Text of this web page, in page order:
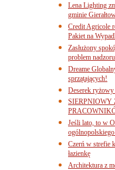
Lena Lighting
gminie
Credit Agricole
Pakiet na
Zasłużony
problem
Dreame
sprzątających!
Deserek
SIERPNIOWY
Jeśli lato, to w
Czerń w strefie
łazienkę
Architektura z